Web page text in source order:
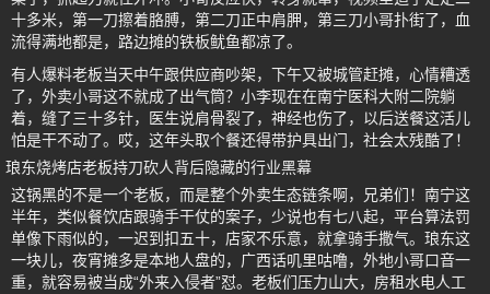
十多米，第一刀擦着胳膊，第二刀正中肩胛，第三刀小哥扑街了，血
流得满地都是，路边摊的铁板鱿鱼都凉了。
有人爆料老板当天中午跟供应商吵架，下午又被城管赶摊，心情糟透
了，外卖小哥这不就成了出气筒？小李现在在南宁医科大附二院躺
着，缝了三十多针，医生说肩骨裂了，神经也伤了，以后送餐这活儿
怕是干不动了。哎，这年头取个餐还得带护具出门，社会太残酷了！
琅东烧烤店老板持刀砍人背后隐藏的行业黑幕
这锅黑的不是一个老板，而是整个外卖生态链条啊，兄弟们！南宁这
半年，类似餐饮店跟骑手干仗的案子，少说也有七八起，平台算法罚
单像下雨似的，一迟到扣五十，店家不乐意，就拿骑手撒气。琅东这
一块儿，夜宵摊多是本地人盘的，广西话叽里咕噜，外地小哥口音一
重，就容易被当成“外来入侵者”怼。老板们压力山大，房租水电人工